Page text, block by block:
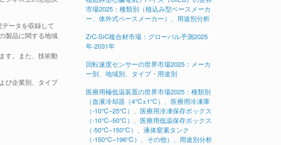
ータを収録して
製品に関する地域
す。また、技術動
び企業別、タイプ
市場2025：種類別（植込み型ペースメーカ
ー、体外式ペースメーカー）、用途別分析
ZrC-SiC複合材市場：グローバル予測2025
年-2031年
回転速度センサーの世界市場2025：メーカ
ー別、地域別、タイプ・用途別
医療用極低温装置の世界市場2025：種類別
（血液冷却器（4℃±1℃）、医療用冷凍庫
（-10℃–25℃）、医療用冷凍保存ボックス
（-10℃–50℃）、医療用低温保存ボックス
（-50℃–150℃）、液体窒素タンク
（-150℃–196℃）、その他）、用途別分析